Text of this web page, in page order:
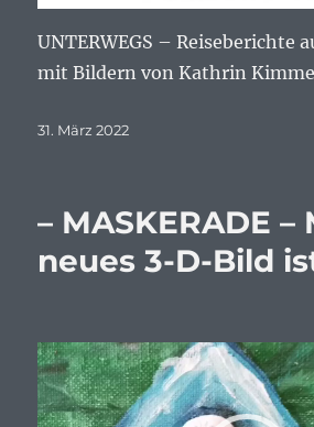
UNTERWEGS – Reiseberichte
mit Bildern von Kathrin
Veröffentlicht
31. März 2022
– MASKERADE –
neues 3-D-Bild
Video-
Player